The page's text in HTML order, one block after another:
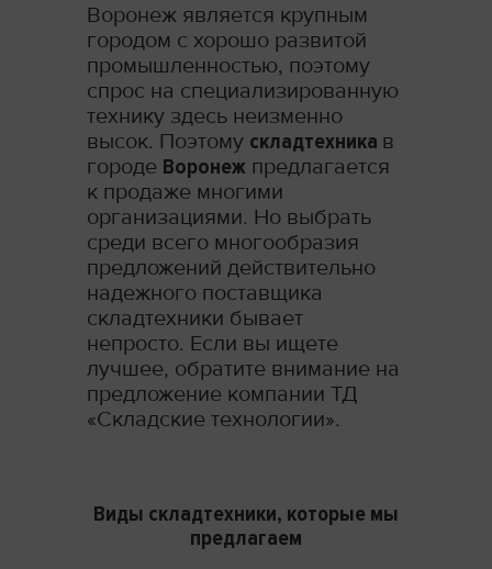
Воронеж является крупным
городом с хорошо развитой
промышленностью, поэтому
спрос на специализированную
технику здесь неизменно
высок. Поэтому складтехника в
городе Воронеж предлагается
к продаже многими
организациями. Но выбрать
среди всего многообразия
предложений действительно
надежного поставщика
складтехники бывает
непросто. Если вы ищете
лучшее, обратите внимание на
предложение компании ТД
«Складские технологии».
Виды складтехники, которые мы
предлагаем